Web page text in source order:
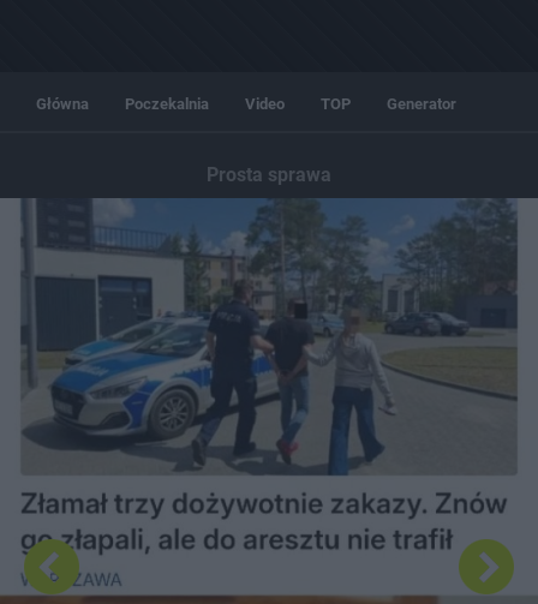
Główna Poczekalnia Video TOP Generator
Prosta sprawa